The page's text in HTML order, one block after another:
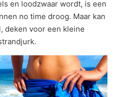
en loodzwaar wordt, is een
no time droog. Maar kan
deken voor een kleine